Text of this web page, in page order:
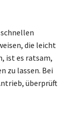
die leicht
ist es ratsam,
zu lassen. Bei
überprüft